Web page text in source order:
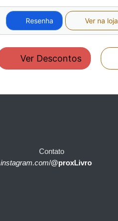
Resenha Ver na loja
Ver Descontos
Contato
instagram.com/@proxLivro